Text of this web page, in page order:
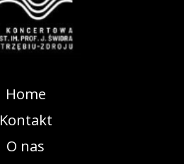
Home
Kontakt
O nas